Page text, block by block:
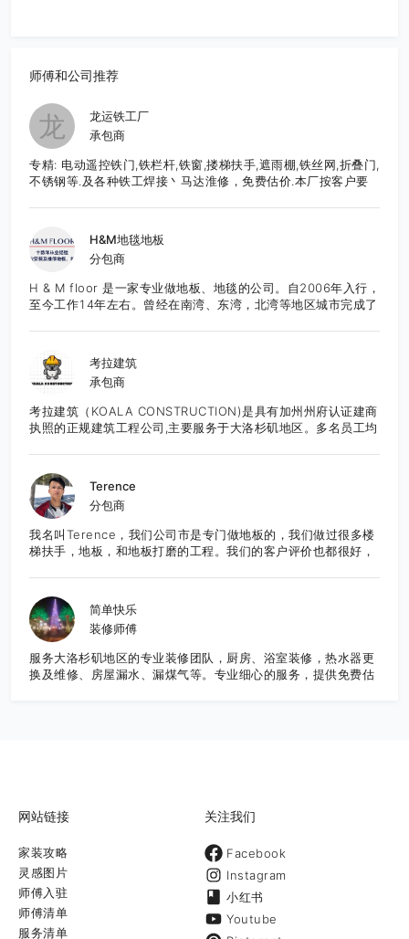
师傅和公司推荐
龙
龙运铁工厂
承包商
专精: 电动遥控铁门,铁栏杆,铁窗,搂梯扶手,遮雨棚,铁丝网,折叠门,
不锈钢等.及各种铁工焊接丶马达淮修，免费估价.本厂按客户要
frankzhang818@yahoo.com
H&M地毯地板
分包商
H & M floor 是一家专业做地板、地毯的公司。自2006年入行，
至今工作14年左右。曾经在南湾、东湾，北湾等地区城市完成了
务于湾区的城市。 先提供免费报价咨询服务。
考拉建筑
承包商
考拉建筑（KOALA CONSTRUCTION)是具有加州州府认证建商
执照的正规建筑工程公司,主要服务于大洛杉矶地区。多名员工均
们秉持的原则。 我们的服务专精客户居家装修装潢设计施工,大
小工程新建/ADU 全面施工工程/室内改建工程设计和翻修工程。
并提供总体的全面性一年保固免费维修。 同时如果你有兴趣想报
考学习建商，绘图，房地产销售执照，我们有资深授课老师开设
课堂，欢迎咨询！考拉建筑——认真对待每一个家。联络人：
Matt Liu联络电话： 626-202-8897(近期工程忙碌中，如果因
为区域收讯不良请发讯息或扫描下方二维码微信留言谘询，我们
koalaconstructionca@yahoo.com
Terence
分包商
我名叫Terence，我们公司市是专门做地板的，我们做过很多楼
梯扶手，地板，和地板打磨的工程。我们的客户评价也都很好，
简单快乐
装修师傅
服务大洛杉矶地区的专业装修团队，厨房、浴室装修，热水器更
换及维修、房屋漏水、漏煤气等。专业细心的服务，提供免费估
网站链接
家装攻略
灵感图片
师傅入驻
师傅清单
服务清单
关注我们
Facebook
Instagram
小红书
Youtube